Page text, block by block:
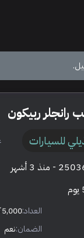
للسيارات
- منذ 3 أشهر
العداد:5,000 كم
الضمان:نعم